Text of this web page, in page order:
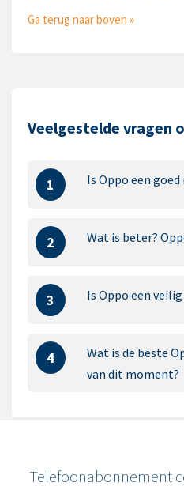
Ga terug naar boven »
Veelgestelde vragen
1 Is Oppo een goed
2 Wat is beter?
3 Is Oppo een
4
Wat is de beste
van dit moment?
Telefoonabonnement